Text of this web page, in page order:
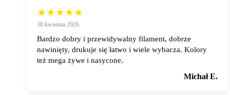
★★★★★
30 kwietnia 2026
Bardzo dobry i przewidywalny filament, dobrze
nawinięty, drukuje się łatwo i wiele wybacza. Kolory
też mega żywe i nasycone.
Michał E.